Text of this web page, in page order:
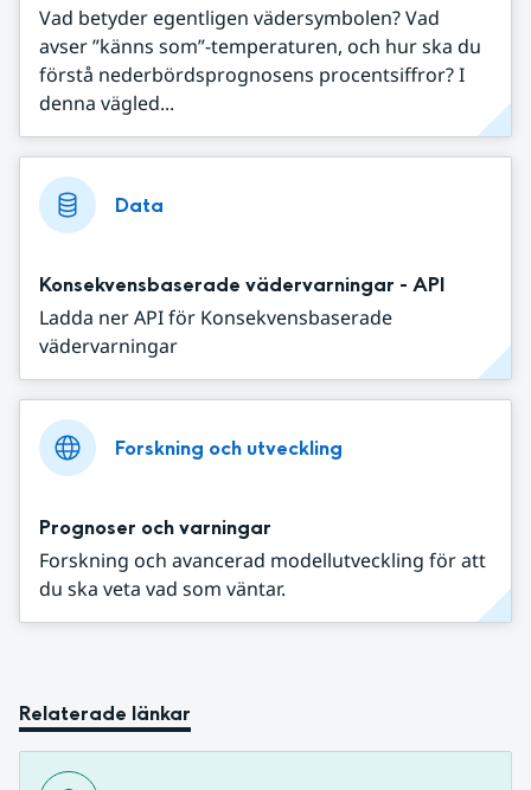
Vad betyder egentligen vädersymbolen? Vad
avser ”känns som”-temperaturen, och hur ska du
förstå nederbördsprognosens procentsiffror? I
denna vägled...
Data
Konsekvensbaserade vädervarningar - API
Ladda ner API för Konsekvensbaserade
vädervarningar
Forskning och utveckling
Prognoser och varningar
Forskning och avancerad modellutveckling för att
du ska veta vad som väntar.
Relaterade länkar